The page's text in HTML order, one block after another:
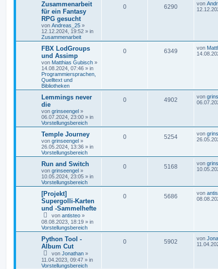
Zusammenarbeit
für ein Fantasy
RPG gesucht
von Andreas_25 »
12.12.2024, 19:52 » in
Zusammenarbeit
0 6290 von
FBX LodGroups
und Assimp
von Matthias Gubisch »
14.08.2024, 07:46 » in
Programmiersprachen,
Quelltext und
Bibliotheken
0 6349 von
Lemmings never
die
von grinseengel »
06.07.2024, 23:00 » in
Vorstellungsbereich
0 4902 von
Temple Journey
von grinseengel »
26.05.2024, 13:36 » in
Vorstellungsbereich
0 5254 von
Run and Switch
von grinseengel »
10.05.2024, 23:05 » in
Vorstellungsbereich
0 5168 von
[Projekt]
Supergolli-Karten
und -Sammelhefte
von antisteo »
08.08.2023, 18:19 » in
Vorstellungsbereich
0 5686 von
Python Tool -
Album Cut
von Jonathan »
11.04.2023, 09:47 » in
Vorstellungsbereich
0 5902 von